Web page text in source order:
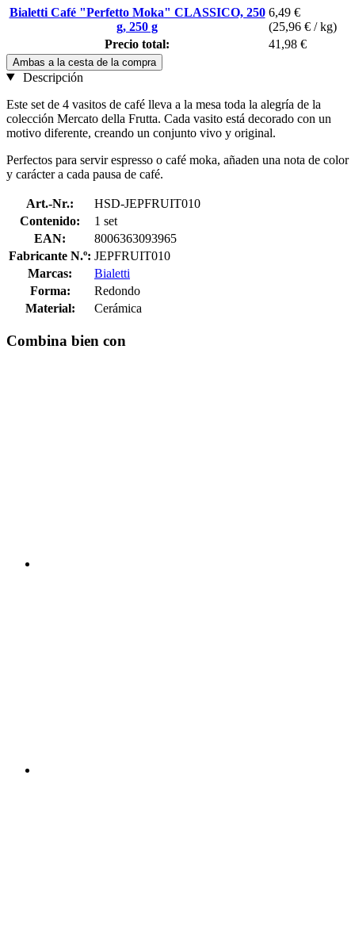
Bialetti Café "Perfetto Moka" CLASSICO, 250
g, 250 g
6,49 €
(25,96 € / kg)
Precio total:
41,98 €
Ambas a la cesta de la compra
Descripción
Este set de 4 vasitos de café lleva a la mesa toda la alegría de la
colección Mercato della Frutta. Cada vasito está decorado con un
motivo diferente, creando un conjunto vivo y original.
Perfectos para servir espresso o café moka, añaden una nota de color
y carácter a cada pausa de café.
Art.-Nr.:
HSD-JEPFRUIT010
Contenido:
1 set
EAN:
8006363093965
Fabricante N.º: JEPFRUIT010
Marcas:
Bialetti
Forma:
Redondo
Material:
Cerámica
Combina bien con